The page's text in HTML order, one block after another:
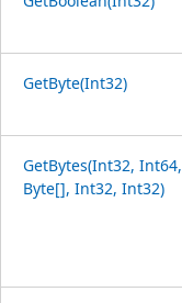
GetByte(Int32)
GetBytes(Int32, Int64,
Byte[], Int32, Int32)